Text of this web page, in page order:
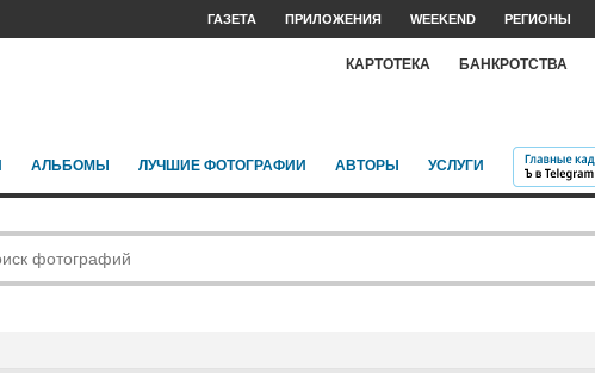
ГАЗЕТА ПРИЛОЖЕНИЯ WEEKEND РЕГИОНЫ
КАРТОТЕКА БАНКРОТСТВА
АЛЬБОМЫ ЛУЧШИЕ ФОТОГРАФИИ АВТОРЫ УСЛУГИ